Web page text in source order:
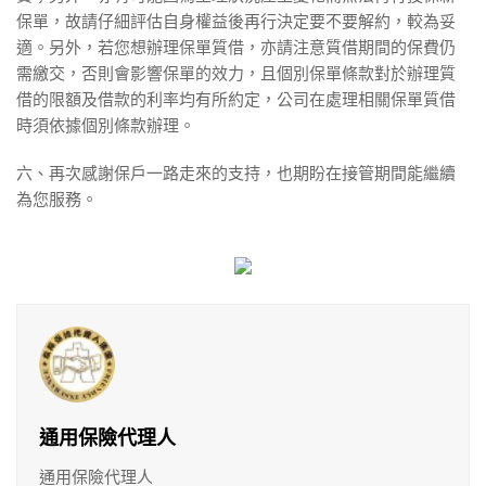
保單，故請仔細評估自身權益後再行決定要不要解約，較為妥
適。另外，若您想辦理保單質借，亦請注意質借期間的保費仍
需繳交，否則會影響保單的效力，且個別保單條款對於辦理質
借的限額及借款的利率均有所約定，公司在處理相關保單質借
時須依據個別條款辦理。
六、再次感謝保戶一路走來的支持，也期盼在接管期間能繼續
為您服務。
通用保險代理人
通用保險代理人